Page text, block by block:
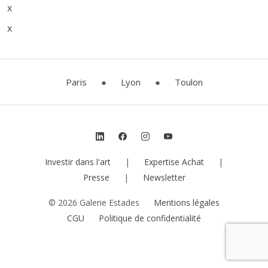
x
x
Paris ● Lyon ● Toulon
Investir dans l'art | Expertise Achat
|
Presse
| Newsletter
© 2026 Galerie Estades
Mentions légales
CGU
Politique de confidentialité